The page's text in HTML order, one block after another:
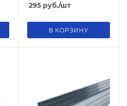
295руб./шт
В КОРЗИНУ